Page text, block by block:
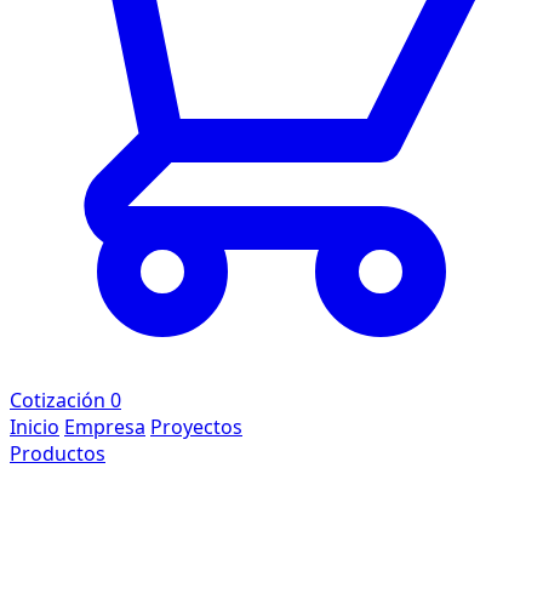
Cotización 0
Inicio Empresa Proyectos
Productos